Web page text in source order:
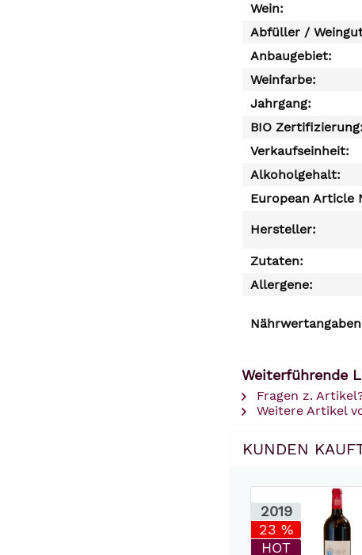
Wein:
Abfüller /
Anbaugebiet:
Weinfarbe:
Jahrgang:
BIO Zertifizierung:
Verkaufseinheit:
Alkoholgehalt:
European Article
Hersteller:
Zutaten:
Allergene:
Weiterführende
Fragen z.
Weitere Artikel
KUNDEN
2019
23 %
HOT